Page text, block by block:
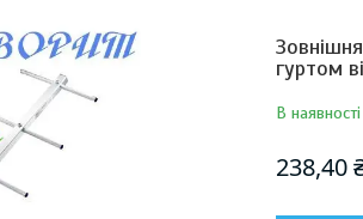
гуртом
В
238,40